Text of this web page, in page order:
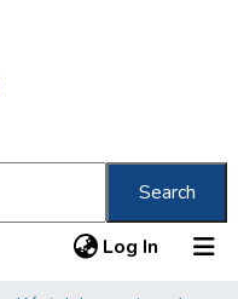
Search
Log In (current)